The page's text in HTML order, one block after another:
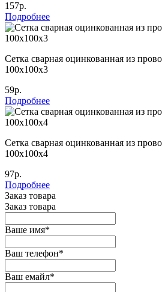
157р.
Подробнее
Сетка сварная оцинкованная из
100x100x3
59р.
Подробнее
Сетка сварная оцинкованная из
100х100х4
97р.
Подробнее
Заказ товара
Заказ товара
Ваше имя*
Ваш телефон*
Ваш емайл*